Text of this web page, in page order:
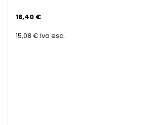
18,40 €
15,08 € Iva esc.